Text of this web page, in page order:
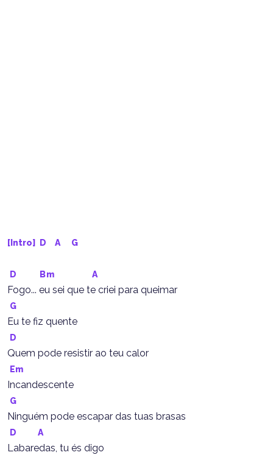
[Intro] D A G
D Bm A
Fogo... eu sei que te criei para queimar
G
Eu te fiz quente
D
Quem pode resistir ao teu calor
Em
Incandescente
G
Ninguém pode escapar das tuas brasas
D A
Labaredas, tu és digo